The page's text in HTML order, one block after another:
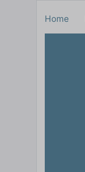
Home